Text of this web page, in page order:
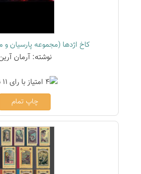
کاخ اژدها (مجموعه پارسیان و
نوشته: آرمان
چاپ تمام